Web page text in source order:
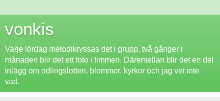
vonkis
Varje lördag melodikryssas det i grupp, två gånger i
månaden blir det ett foto i timmen. Däremellan blir det en del
inlägg om odlingslotten, blommor, kyrkor och jag vet inte
vad.